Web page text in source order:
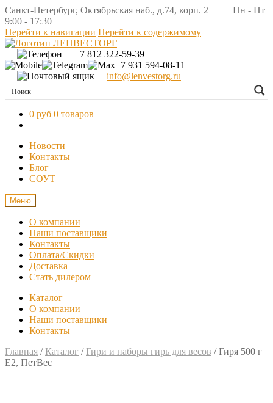
Санкт-Петербург, Октябрьская наб., д.74, корп. 2 Пн - Пт
9:00 - 17:30
Перейти к навигации Перейти к содержимому
+7 812 322-59-39
+7 931 594-08-11
info@lenvestorg.ru
0 руб 0 товаров
Новости
Контакты
Блог
СОУТ
Меню
О компании
Наши поставщики
Контакты
Оплата/Скидки
Доставка
Стать дилером
Каталог
О компании
Наши поставщики
Контакты
Главная / Каталог / Гири и наборы гирь для весов /Гиря 500 г
Е2, ПетВес